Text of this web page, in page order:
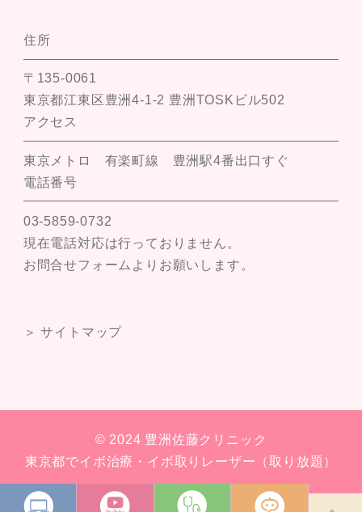
住所
〒135-0061
東京都江東区豊洲4-1-2 豊洲TOSKビル502
アクセス
東京メトロ 有楽町線 豊洲駅4番出口すぐ
電話番号
03-5859-0732
現在電話対応は行っておりません。
お問合せフォームよりお願いします。
＞ サイトマップ
© 2024 豊洲佐藤クリニック
東京都でイボ治療・イボ取りレーザー（取り放題）